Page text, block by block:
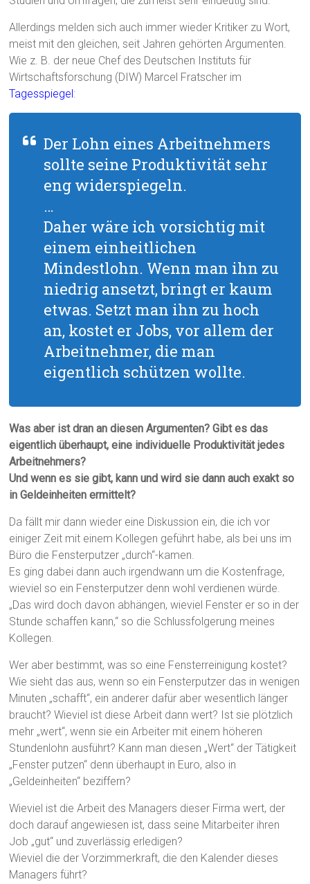
Allerdings melden sich auch immer wieder Kritiker zu Wort,
meist mit den gleichen, seit Jahren gehörten Argumenten.
Wie z. B. der neue Chef des Deutschen Instituts für
Wirtschaftsforschung (DIW) Marcel Fratscher im
Tagesspiegel :
Der Lohn eines Arbeitnehmers
sollte seine Produktivität sehr
eng widerspiegeln.
…
Daher wäre ich vorsichtig mit
einem einheitlichen
Mindestlohn. Wenn man ihn zu
niedrig ansetzt, bringt er kaum
etwas. Setzt man ihn zu hoch
an, kostet er Jobs, vor allem der
Arbeitnehmer, die man
eigentlich schützen wollte.
Was aber ist dran an diesen Argumenten? Gibt es das
eigentlich überhaupt, eine individuelle Produktivität jedes
Arbeitnehmers?
Und wenn es sie gibt, kann und wird sie dann auch exakt so
in Geldeinheiten ermittelt?
Da fällt mir dann wieder eine Diskussion ein, die ich vor
einiger Zeit mit einem Kollegen geführt habe, als bei uns im
Büro die Fensterputzer „durch“-kamen.
Es ging dabei dann auch irgendwann um die Kostenfrage,
wieviel so ein Fensterputzer denn wohl verdienen würde.
„Das wird doch davon abhängen, wieviel Fenster er so in der
Stunde schaffen kann,“ so die Schlussfolgerung meines
Kollegen.
Wer aber bestimmt, was so eine Fensterreinigung kostet?
Wie sieht das aus, wenn so ein Fensterputzer das in wenigen
Minuten „schafft“, ein anderer dafür aber wesentlich länger
braucht? Wieviel ist diese Arbeit dann wert? Ist sie plötzlich
mehr „wert“, wenn sie ein Arbeiter mit einem höheren
Stundenlohn ausführt? Kann man diesen „Wert“ der Tätigkeit
„Fenster putzen“ denn überhaupt in Euro, also in
„Geldeinheiten“ beziffern?
Wieviel ist die Arbeit des Managers dieser Firma wert, der
doch darauf angewiesen ist, dass seine Mitarbeiter ihren
Job „gut“ und zuverlässig erledigen?
Wieviel die der Vorzimmerkraft, die den Kalender dieses
Managers führt?